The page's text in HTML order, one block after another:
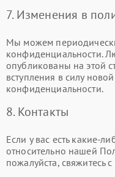
7. Изменения в
Мы можем
конфиденциальности.
опубликованы на этой
вступления в силу
конфиденциальности.
8. Контакты
Если у вас есть какие-
относительно нашей
пожалуйста, свяжитесь